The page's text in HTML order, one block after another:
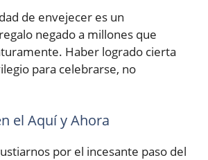
de envejecer es un
negado a millones que
Haber logrado cierta
para celebrarse, no
el Aquí y Ahora
por el incesante paso del